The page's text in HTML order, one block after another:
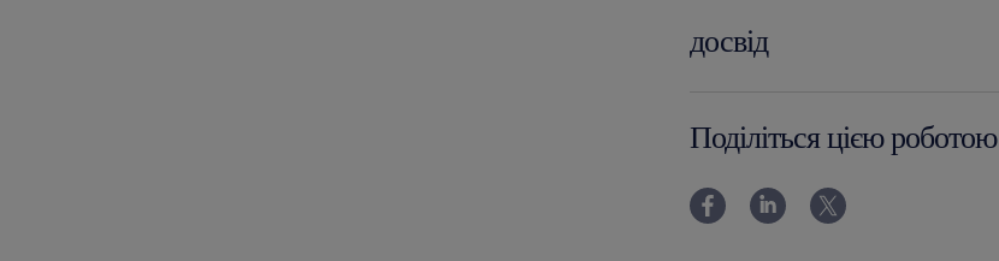
досвід
Поділіться цією роботою